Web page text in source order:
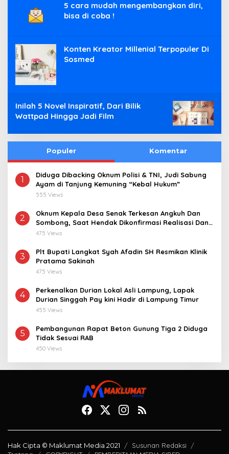
5 cara mudah mengembangkan diri,
bisa di coba !
Konten Kreator Millenial Terpopuler Di
Sosmed
Inilah 5 Novel Inspiratif, Dari Bilik
Wattpad Hingga Jadi Film
Populer Komentar
1
Diduga Dibacking Oknum Polisi & TNI, Judi Sabung
Ayam di Tanjung Kemuning “Kebal Hukum”
555 Views
2
Oknum Kepala Desa Senak Terkesan Angkuh Dan
Sombong, Saat Hendak Dikonfirmasi Realisasi Dana
Desa 2021-2024
475 Views
3
Plt Bupati Langkat Syah Afadin SH Resmikan Klinik
Pratama Sakinah
475 Views
4
Perkenalkan Durian Lokal Asli Lampung, Lapak
Durian Singgah Pay kini Hadir di Lampung Timur
455 Views
5
Pembangunan Rapat Beton Gunung Tiga 2 Diduga
Tidak Sesuai RAB
450 Views
Hak Cipta © Maklumat Media 2021
Susunan Redaksi